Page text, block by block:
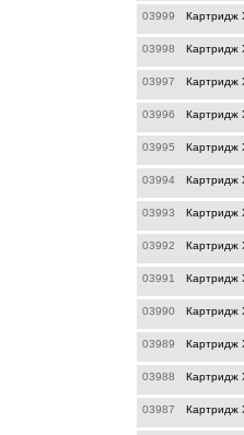
03999 Картридж
03998 Картридж
03997 Картридж
03996 Картридж
03995 Картридж
03994 Картридж
03993 Картридж
03992 Картридж
03991 Картридж
03990 Картридж
03989 Картридж
03988 Картридж
03987 Картридж